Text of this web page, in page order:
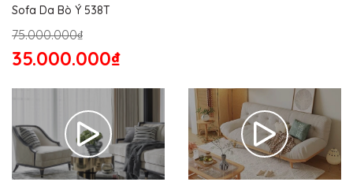
Sofa Da Bò Ý 538T
75.000.000₫
35.000.000₫